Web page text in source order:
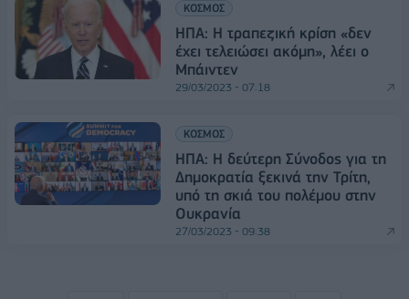
ΚΟΣΜΟΣ
ΗΠΑ: Η τραπεζική κρίση «δεν
έχει τελειώσει ακόμη», λέει ο
Μπάιντεν
29/03/2023 - 07:18
ΚΟΣΜΟΣ
ΗΠΑ: Η δεύτερη Σύνοδος για τη
Δημοκρατία ξεκινά την Τρίτη,
υπό τη σκιά του πολέμου στην
Ουκρανία
27/03/2023 - 09:38